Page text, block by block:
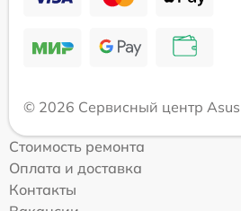
© 2026 Сервисный центр Asus
Стоимость ремонта
Оплата и доставка
Контакты